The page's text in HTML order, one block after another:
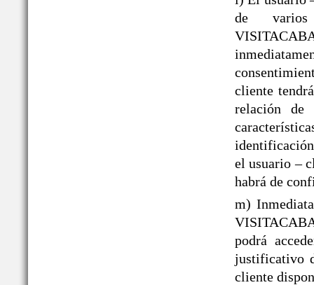
de
cliente
relación de
el usuario –
habrá de
m)
podrá
justificativo
cliente